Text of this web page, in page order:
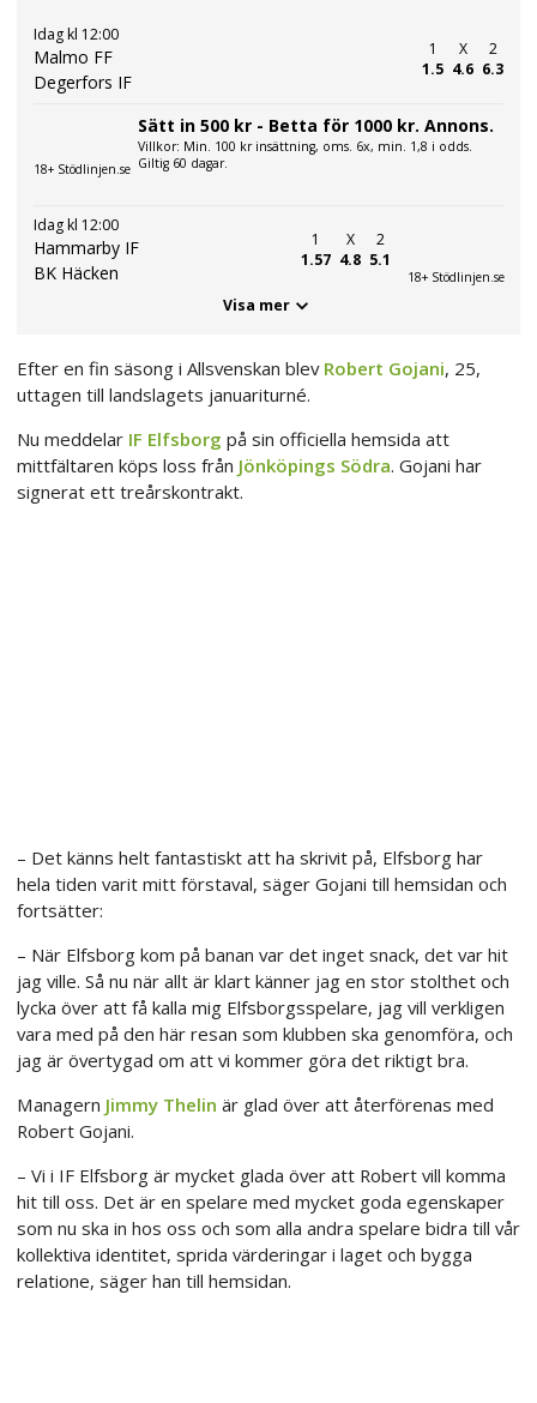
Idag kl 12:00
Malmo FF
Degerfors IF
1
1.5
X
4.6
2
6.3
18+ Stödlinjen.se
Sätt in 500 kr - Betta för 1000 kr. Annons.
Villkor: Min. 100 kr insättning, oms. 6x, min. 1,8 i odds.
Giltig 60 dagar.
Idag kl 12:00
Hammarby IF
BK Häcken
1
1.57
X
4.8
2
5.1
18+ Stödlinjen.se
Visa mer
Efter en fin säsong i Allsvenskan blev Robert Gojani, 25,
uttagen till landslagets januariturné.
Nu meddelar IF Elfsborg på sin officiella hemsida att
mittfältaren köps loss från Jönköpings Södra. Gojani har
signerat ett treårskontrakt.
– Det känns helt fantastiskt att ha skrivit på, Elfsborg har
hela tiden varit mitt förstaval, säger Gojani till hemsidan och
fortsätter:
– När Elfsborg kom på banan var det inget snack, det var hit
jag ville. Så nu när allt är klart känner jag en stor stolthet och
lycka över att få kalla mig Elfsborgsspelare, jag vill verkligen
vara med på den här resan som klubben ska genomföra, och
jag är övertygad om att vi kommer göra det riktigt bra.
Managern Jimmy Thelin är glad över att återförenas med
Robert Gojani.
– Vi i IF Elfsborg är mycket glada över att Robert vill komma
hit till oss. Det är en spelare med mycket goda egenskaper
som nu ska in hos oss och som alla andra spelare bidra till vår
kollektiva identitet, sprida värderingar i laget och bygga
relatione, säger han till hemsidan.